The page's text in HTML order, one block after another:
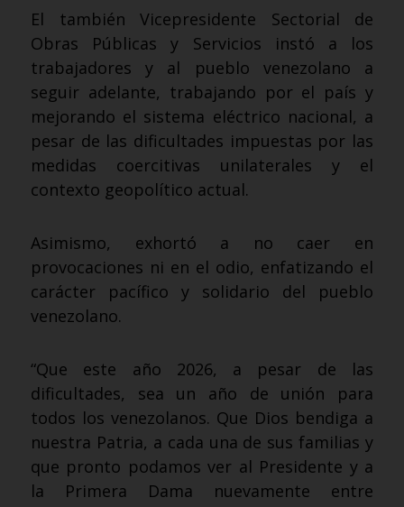
El también Vicepresidente Sectorial de
Obras Públicas y Servicios instó a los
trabajadores y al pueblo venezolano a
seguir adelante, trabajando por el país y
mejorando el sistema eléctrico nacional, a
pesar de las dificultades impuestas por las
medidas coercitivas unilaterales y el
contexto geopolítico actual.
Asimismo, exhortó a no caer en
provocaciones ni en el odio, enfatizando el
carácter pacífico y solidario del pueblo
venezolano.
“Que este año 2026, a pesar de las
dificultades, sea un año de unión para
todos los venezolanos. Que Dios bendiga a
nuestra Patria, a cada una de sus familias y
que pronto podamos ver al Presidente y a
la Primera Dama nuevamente entre